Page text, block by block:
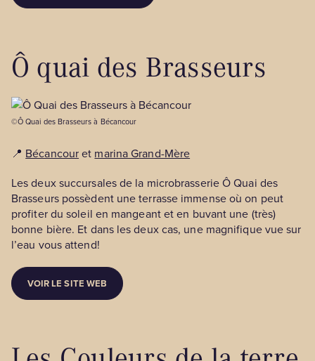
Ô quai des Brasseurs
©Ô Quai des Brasseurs à Bécancour
📍 Bécancouret marina Grand-Mère
Les deux succursales de la microbrasserie Ô Quai des
Brasseurs possèdent une terrasse immense où on peut
profiter du soleil en mangeant et en buvant une (très)
bonne bière. Et dans les deux cas, une magnifique vue sur
l’eau vous attend!
VOIR LE SITE WEB